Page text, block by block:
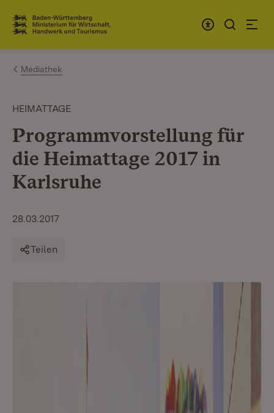
Zum Inhalt springen
Link zur Startseite
Mediathek
HEIMATTAGE
Programmvorstellung für
die Heimattage 2017 in
Karlsruhe
28.03.2017
Teilen